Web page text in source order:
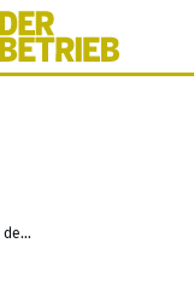
Diebstahl im Betrieb: Muss der Arbeitgeber haften?